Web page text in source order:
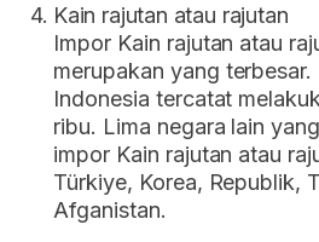
Kain rajutan atau rajutan
Impor Kain rajutan atau
merupakan yang
Indonesia tercatat
ribu. Lima negara lain
impor Kain rajutan atau
Türkiye, Korea, Republik,
Afganistan.